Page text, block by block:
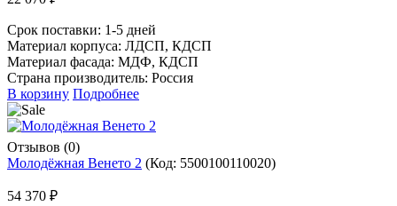
Срок поставки: 1-5 дней
Материал корпуса: ЛДСП, КДСП
Материал фасада: МДФ, КДСП
Страна производитель: Россия
В корзину Подробнее
Отзывов (0)
Молодёжная Венето 2 (Код: 5500100110020)
54 370 ₽